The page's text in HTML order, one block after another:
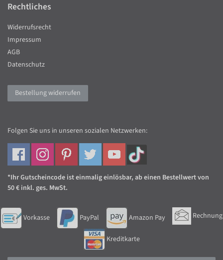
Rechtliches
Widerrufsrecht
Impressum
AGB
Datenschutz
Bestellung widerrufen
Folgen Sie uns in unseren sozialen Netzwerken:
*Ihr Gutscheincode ist einmalig einlösbar, ab einen Bestellwert von
50 € inkl. ges. MwSt.
Vorkasse PayPal Amazon Pay Rechnung
Kreditkarte